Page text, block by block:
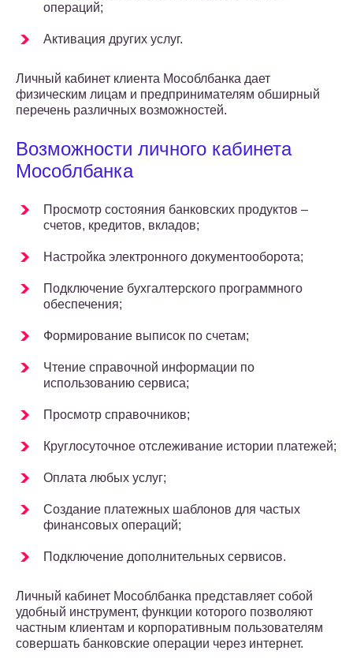
операций;
Активация других услуг.
Личный кабинет клиента Мособлбанка дает
физическим лицам и предпринимателям обширный
перечень различных возможностей.
Возможности личного кабинета
Мособлбанка
Просмотр состояния банковских продуктов –
счетов, кредитов, вкладов;
Настройка электронного документооборота;
Подключение бухгалтерского программного
обеспечения;
Формирование выписок по счетам;
Чтение справочной информации по
использованию сервиса;
Просмотр справочников;
Круглосуточное отслеживание истории платежей;
Оплата любых услуг;
Создание платежных шаблонов для частых
финансовых операций;
Подключение дополнительных сервисов.
Личный кабинет Мособлбанка представляет собой
удобный инструмент, функции которого позволяют
частным клиентам и корпоративным пользователям
совершать банковские операции через интернет.